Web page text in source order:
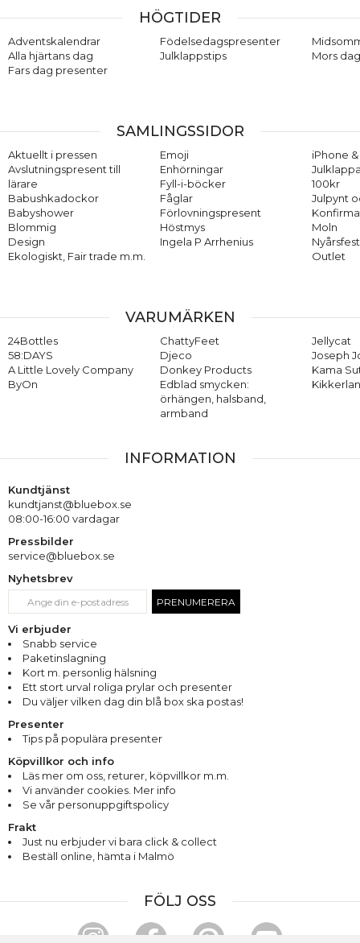
HÖGTIDER
Adventskalendrar
Alla hjärtans dag
Fars dag presenter
Födelsedagspresenter
Julklappstips
Mors
SAMLINGSSIDOR
Aktuellt i pressen
Avslutningspresent till
lärare
Babushkadockor
Babyshower
Blommig
Design
Ekologiskt, Fair trade m.m.
Emoji
Enhörningar
Fyll-i-böcker
Fåglar
Förlovningspresent
Höstmys
Ingela P Arrhenius
iPhone
100kr
Julpynt
Moln
Nyårsfest
Outlet
VARUMÄRKEN
24Bottles
58:DAYS
A Little Lovely Company
ByOn
ChattyFeet
Djeco
Donkey Products
Edblad smycken:
örhängen, halsband,
armband
Jellycat
Joseph
Kama
INFORMATION
Kundtjänst
kundtjanst@bluebox.se
08:00-16:00 vardagar
Pressbilder
service@bluebox.se
Nyhetsbrev
PRENUMERERA
Vi erbjuder
Snabb service
Paketinslagning
Kort m. personlig hälsning
Ett stort urval roliga prylar och presenter
Du väljer vilken dag din blå box ska postas!
Presenter
Tips på populära presenter
Köpvillkor och info
Läs mer om oss, returer, köpvillkor m.m.
Vi använder cookies. Mer info
Se vår personuppgiftspolicy
Frakt
Just nu erbjuder vi bara click & collect
Beställ online, hämta i Malmö
FÖLJ OSS